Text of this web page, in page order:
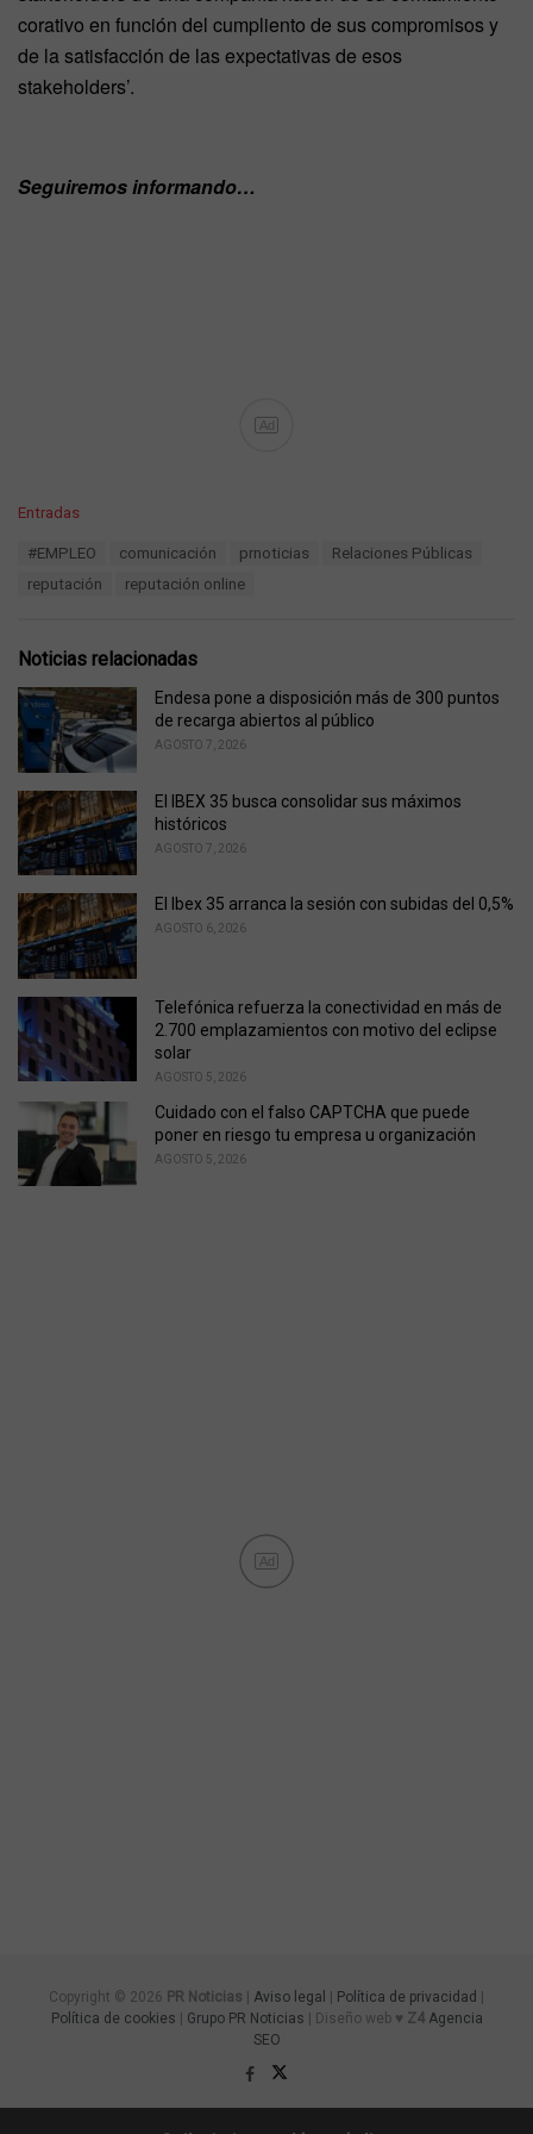
corativo en función del cumpliento de sus compromisos y
de la satisfacción de las expectativas de esos
stakeholders’.
Seguiremos informando…
Ad
C
i
e
s
:
Entradas
#EMPLEO comunicación prnoticias
Relaciones Públicas
reputación
reputación online
Noticias relacionadas
Endesa pone a disposición más de 300 puntos
de recarga abiertos al público
AGOSTO 7, 2026
El IBEX 35 busca consolidar sus máximos
históricos
AGOSTO 7, 2026
El Ibex 35 arranca la sesión con subidas del 0,5%
AGOSTO 6, 2026
Telefónica refuerza la conectividad en más de
2.700 emplazamientos con motivo del eclipse
solar
AGOSTO 5, 2026
Cuidado con el falso CAPTCHA que puede
poner en riesgo tu empresa u organización
AGOSTO 5, 2026
Ad
Copyright © 2026 PR Noticias Aviso legal Política de privacidad
Política de cookies
Grupo PR Noticias | Diseño web ♥ Z4 Agencia
SEO